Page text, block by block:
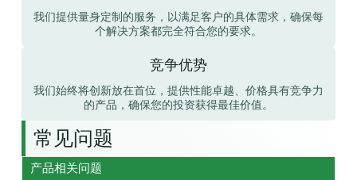
我们提供量身定制的服务，以满足客户的具体需求，确保每
个解决方案都完全符合您的要求。
竞争优势
我们始终将创新放在首位，提供性能卓越、价格具有竞争力
的产品，确保您的投资获得最佳价值。
常见问题
产品相关问题